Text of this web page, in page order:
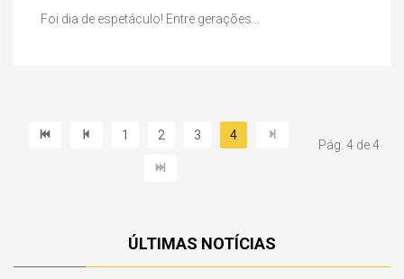
Foi dia de espetáculo! Entre gerações…
Pág. 4 de 4
1 2 3 4
ÚLTIMAS NOTÍCIAS